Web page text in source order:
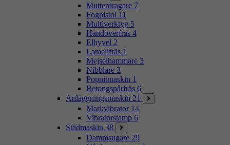
Mutterdragare 7
Fogpistol 11
Multiverktyg 5
Handöverfräs 4
Elhyvel 2
Lamellfräs 1
Mejselhammare 3
Nibblare 3
Popnitmaskin 1
Betongspårfräs 6
Anläggningsmaskin 21
Markvibrator 14
Vibratorstamp 6
Städmaskin 38
Dammsugare 29